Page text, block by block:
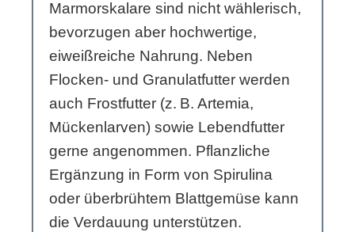
Marmorskalare sind nicht wählerisch,
bevorzugen aber hochwertige,
eiweißreiche Nahrung. Neben
Flocken- und Granulatfutter werden
auch Frostfutter (z. B. Artemia,
Mückenlarven) sowie Lebendfutter
gerne angenommen. Pflanzliche
Ergänzung in Form von Spirulina
oder überbrühtem Blattgemüse kann
die Verdauung unterstützen.